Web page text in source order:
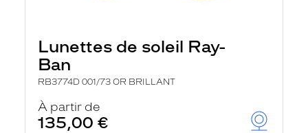
Lunettes de soleil Ray-
Ban
RB3774D 001/73 OR BRILLANT
À partir de
135,00 €